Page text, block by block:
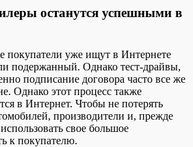
останутся успешными в
покупатели уже ищут в Интернете
подержанный. Однако тест-драйвы,
подписание договора часто все же
Однако этот процесс также
в Интернет. Чтобы не потерять
производители и, прежде
свое большое
к покупателю.